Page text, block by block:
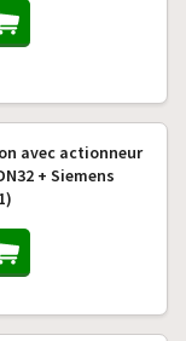
avec actionneur
+ Siemens